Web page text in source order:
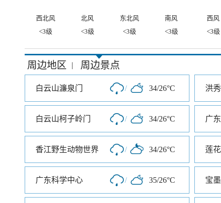
西北风 北风 东北风 南风
西风
<3级
<3级 <3级 <3级 <3级
周边地区 | 周边景点
白云山濂泉门 / 34/26°C 洪
白云山柯子岭门 / 34/26°C 广
香江野生动物世界 / 34/26°C 莲
广东科学中心 / 35/26°C 宝